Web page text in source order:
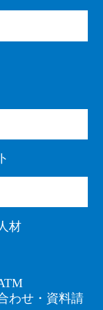
材
わせ・資料請